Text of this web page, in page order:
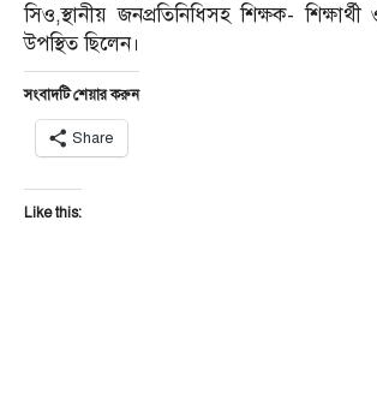
সিও,স্থানীয় জনপ্রতিনিধিসহ শিক্ষক-
উপস্থিত ছিলেন।
সংবাদটি শেয়ার করুন
Share
Like this: